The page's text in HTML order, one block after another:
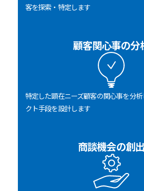
客を探索・特定します
顧客関心事の分
特定した顕在ニーズ顧客の関心事を分
クト手段を設計します
商談機会の創出